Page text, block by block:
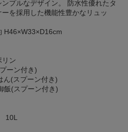
プルなデザイン。 防水性優れたタ
を採用した機能性豊かなリュッ
H46×W33×D16cm
リン
ーン付き)
ん(スプーン付き)
飯(スプーン付き)
10L